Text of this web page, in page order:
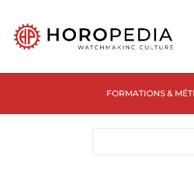
FORMATIONS &